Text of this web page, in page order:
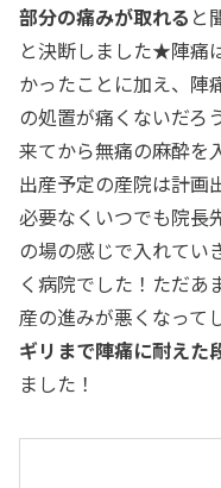
部分の痛みが取れる と
と決断しました★陣痛
かったことに加え、陣
の処置が痛くないだろ
来てから無痛の麻酔を
出産予定の産院は計画
必要なくいつでも院長
の場の感じで入れてい
く病院でした！ただあ
産の進みが悪くなって
ギリまで陣痛に耐えた
ました！